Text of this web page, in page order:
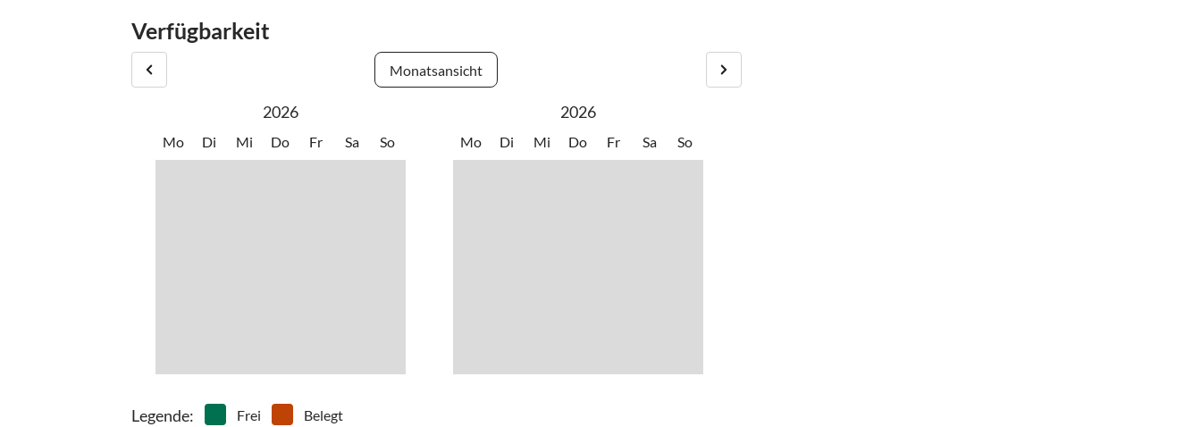
Verfügbarkeit
Monatsansicht
2026
Mo Di Mi Do Fr Sa So
2026
Mo Di Mi Do Fr Sa So
Legende: Frei Belegt